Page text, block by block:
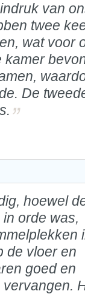
van
twee
wat voor
kamer
De
hoewel
orde was,
de vloer en
goed en